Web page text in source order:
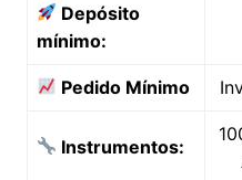
Depósito
mínimo:
Pedido Mínimo